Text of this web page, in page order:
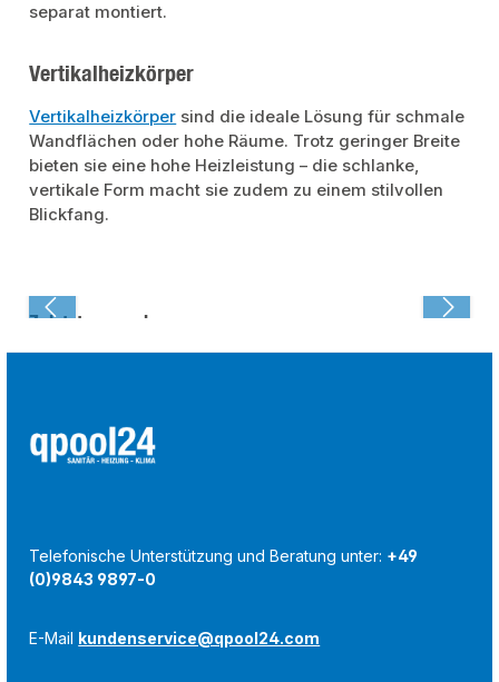
separat montiert.
Vertikalheizkörper
Vertikalheizkörper sind die ideale Lösung für schmale
Wandflächen oder hohe Räume. Trotz geringer Breite
bieten sie eine hohe Heizleistung – die schlanke,
vertikale Form macht sie zudem zu einem stilvollen
Blickfang.
Zuletzt angesehen:
Telefonische Unterstützung und Beratung unter: +49
(0)9843 9897-0
E-Mail kundenservice@qpool24.com